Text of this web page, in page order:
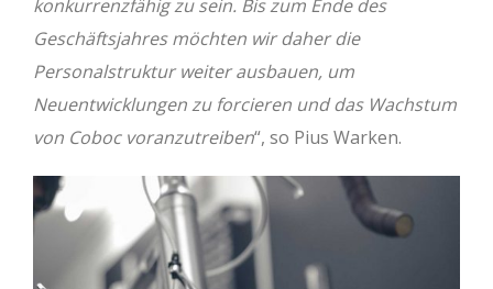
konkurrenzfähig zu sein. Bis zum Ende des
Geschäftsjahres möchten wir daher die
Personalstruktur weiter ausbauen, um
Neuentwicklungen zu forcieren und das Wachstum
von Coboc voranzutreiben“, so Pius Warken.